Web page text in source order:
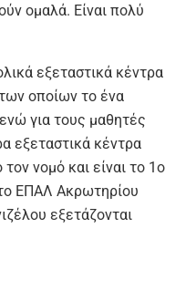
ομαλά. Είναι πολύ
εξεταστικά κέντρα
οποίων το ένα
για τους μαθητές
εξεταστικά κέντρα
νομό και είναι το 1ο
ΕΠΑΛ Ακρωτηρίου
εξετάζονται